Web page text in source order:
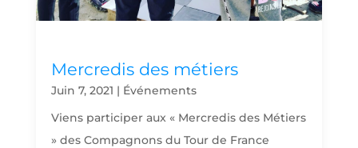
Mercredis des métiers
Juin 7, 2021 | Événements
Viens participer aux « Mercredis des Métiers
» des Compagnons du Tour de France